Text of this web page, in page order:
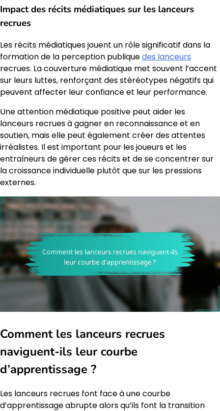
Impact des récits médiatiques sur les lanceurs
recrues
Les récits médiatiques jouent un rôle significatif dans la
formation de la perception publiquedes lanceurs
recrues. La couverture médiatique met souvent l’accent
sur leurs luttes, renforçant des stéréotypes négatifs qui
peuvent affecter leur confiance et leur performance.
Une attention médiatique positive peut aider les
lanceurs recrues à gagner en reconnaissance et en
soutien, mais elle peut également créer des attentes
irréalistes. Il est important pour les joueurs et les
entraîneurs de gérer ces récits et de se concentrer sur
la croissance individuelle plutôt que sur les pressions
externes.
Comment les lanceurs recrues
naviguent-ils leur courbe
d’apprentissage ?
Les lanceurs recrues font face à une courbe
d’apprentissage abrupte alors qu’ils font la transition